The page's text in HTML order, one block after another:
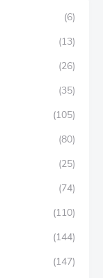
(6)
(13)
(26)
(35)
(105)
(80)
(25)
(74)
(110)
(144)
(147)